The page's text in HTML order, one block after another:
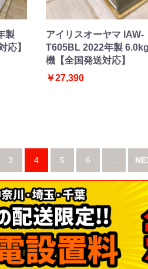
製
応】
アイリスオーヤマ IAW-
T605BL 2022年製
機【全国発送対応】
￥27,390
3 4 5 6